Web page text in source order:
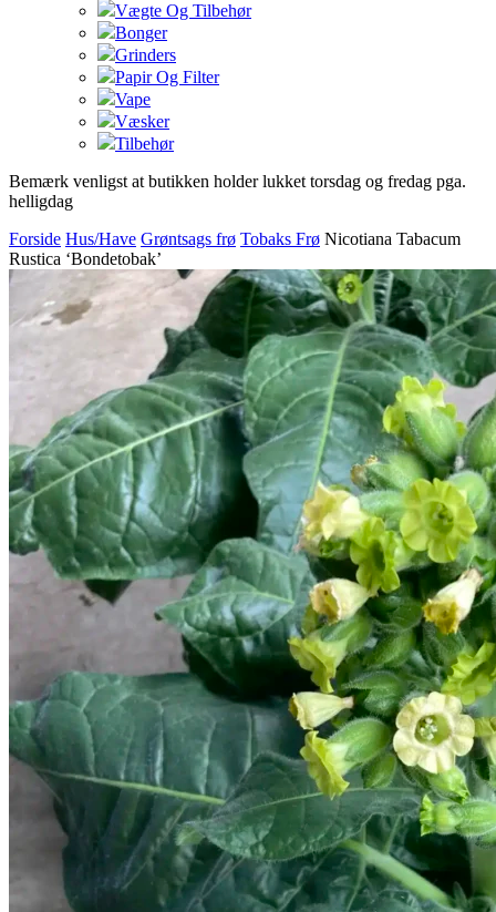
Vægte Og Tilbehør
Bonger
Grinders
Papir Og Filter
Vape
Væsker
Tilbehør
Bemærk venligst at butikken holder lukket torsdag og fredag pga.
helligdag
Forside Hus/Have Grøntsags frø Tobaks Frø Nicotiana Tabacum
Rustica ‘Bondetobak’